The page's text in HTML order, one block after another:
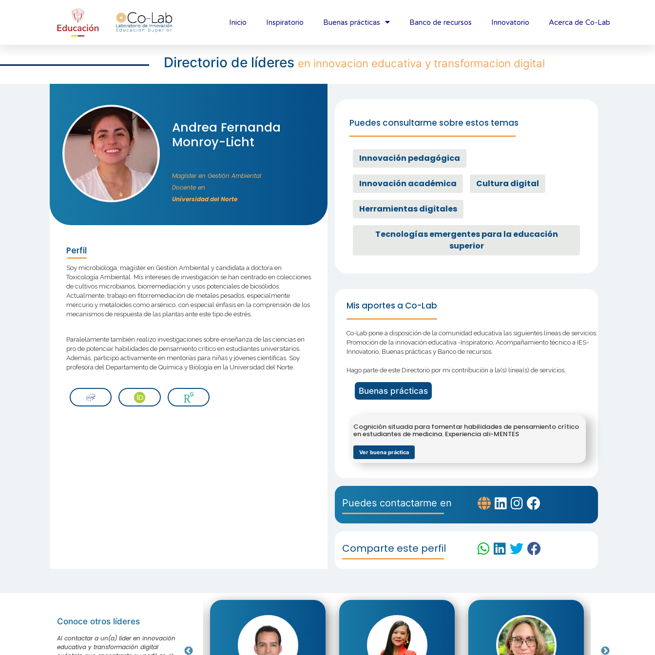
Inicio Inspiratorio Buenas prácticas Banco de recursos Innovatorio Acerca de Co-Lab
Directorio de líderes en innovacion educativa y transformacion digital
Andrea Fernanda
Monroy-Licht
Magíster en Gestión Ambiental
Docente en
Universidad del Norte
Perfil
Soy microbióloga, magíster en Gestión Ambiental y candidata a doctora en
Toxicología Ambiental. Mis intereses de investigación se han centrado en colecciones
de cultivos microbianos, biorremediación y usos potenciales de biosólidos.
Actualmente, trabajo en fitorremediación de metales pesados, especialmente
mercurio y metaloides como arsénico, con especial énfasis en la comprensión de los
mecanismos de respuesta de las plantas ante este tipo de estrés.
Paralelamente también realizo investigaciones sobre enseñanza de las ciencias en
pro de potenciar habilidades de pensamiento crítico en estudiantes universitarios.
Además, participo activamente en mentorías para niñas y jóvenes científicas. Soy
profesora del Departamento de Química y Biología en la Universidad del Norte.
Puedes consultarme sobre estos temas
Innovación pedagógica
Innovación académica Cultura digital
Herramientas digitales
Tecnologías emergentes para la educación
superior
Mis aportes a Co-Lab
Co-Lab pone a disposición de la comunidad educativa las siguientes líneas de servicios:
Promoción de la innovación educativa -Inspiratorio, Acompañamiento técnico a IES-
Innovatorio, Buenas prácticas y Banco de recursos.
Hago parte de este Directorio por mi contribución a la(s) línea(s) de servicios:
Buenas prácticas
Cognición situada para fomentar habilidades de pensamiento crítico
en estudiantes de medicina. Experiencia ali-MENTES
Ver buena práctica
Puedes contactarme en
Comparte este perfil
Conoce otros líderes
Al contactar a un(a) líder en innovación
educativa y transformación digital